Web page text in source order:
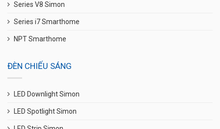
Series V8 Simon
Series i7 Smarthome
NPT Smarthome
ĐÈN CHIẾU SÁNG
LED Downlight Simon
LED Spotlight Simon